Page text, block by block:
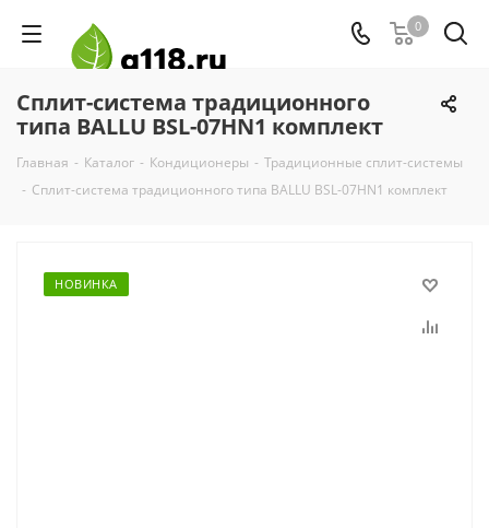
0
Сплит-система традиционного
типа BALLU BSL-07HN1 комплект
Главная - Каталог - Кондиционеры - Традиционные сплит-системы
- Сплит-система традиционного типа BALLU BSL-07HN1 комплект
НОВИНКА